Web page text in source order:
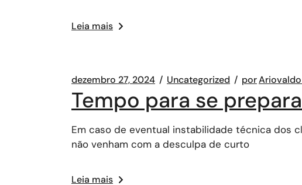
Leia mais
dezembro 27, 2024 Uncategorized porAriovaldo
Tempo para se
Em caso de eventual instabilidade técnica dos
não venham com a desculpa de curto
Leia mais